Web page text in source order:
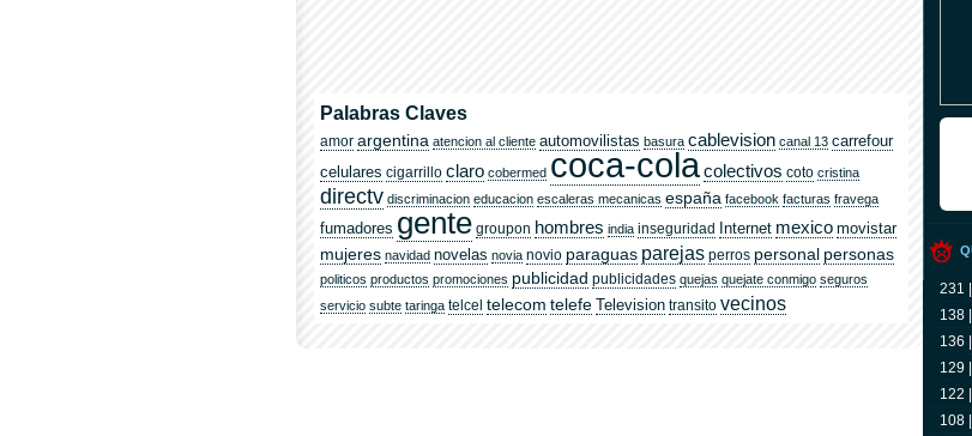
Palabras Claves
amor argentina atencion al cliente automovilistas basura cablevision canal 13 carrefour
celulares cigarrillo claro cobermed coca-colacolectivos coto cristina
directv discriminacion educacion escaleras mecanicas españa facebook facturas fravega
fumadores gente groupon hombres india inseguridad Internet mexico movistar
mujeres navidad novelas novia novio paraguas parejas perros personal personas
politicos productos promociones publicidad publicidades quejas quejate conmigo seguros
servicio subte taringa telcel telecom telefe Television transito vecinos
231 |
138 |
136 |
129 |
122 |
108 |